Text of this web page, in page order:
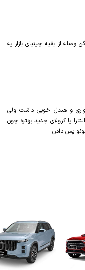
از بقیه چینیای بازار یه
و هندل خوبی داشت ولی
یا کرولای جدید بهتره چون
پس دادن